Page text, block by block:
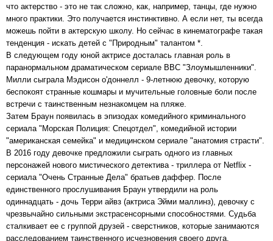
что актерство - это не так сложно, как, например, танцы, где нужно
много практики. Это получается инстинктивно. А если нет, ты всегда
можешь пойти в актерскую школу. Но сейчас в кинематографе такая
тенденция - искать детей с "Природным" талантом *.
В следующем году юной актрисе досталась главная роль в
паранормальном драматическом сериале BBC "Злоумышленники".
Милли сыграла Мэдисон о'доннелл - 9-летнюю девочку, которую
беспокоят странные кошмары и мучительные головные боли после
встречи с таинственным незнакомцем на пляже.
Затем Браун появилась в эпизодах комедийного криминального
сериала "Морская Полиция: Спецотдел", комедийной истории
"американская семейка" и медицинском сериале "анатомия страсти".
В 2016 году девочке предложили сыграть одного из главных
персонажей нового мистического детектива - триллера от Netflix -
сериала "Очень Странные Дела" братьев даффер. После
единственного прослушивания Браун утвердили на роль
одиннадцать - дочь Терри айвз (актриса Эйми маллинз), девочку с
чрезвычайно сильными экстрасенсорными способностями. Судьба
сталкивает ее с группой друзей - сверстников, которые занимаются
расследованием таинственного исчезновения своего друга.